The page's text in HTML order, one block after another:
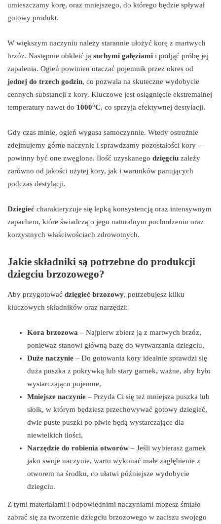
umieszczamy korę, oraz mniejszego, do którego będzie spływał
gotowy produkt.
W większym naczyniu należy starannie ułożyć korę z martwych
brzóz. Następnie obkleić ją suchymi gałęziami i podjąć próbę jej
zapalenia. Ogień powinien otaczać pojemnik przez okres od
jednej do trzech godzin, co pozwala na skuteczne wydobycie
cennych substancji z kory. Kluczowe jest osiągnięcie ekstremalnej
temperatury nawet do 1000°C, co sprzyja efektywnej destylacji.
Gdy czas minie, ogień wygasa samoczynnie. Wtedy ostrożnie
zdejmujemy górne naczynie i sprawdzamy pozostałości kory —
powinny być one zwęglone. Ilość uzyskanego dzięgciu zależy
zarówno od jakości użytej kory, jak i warunków panujących
podczas destylacji.
Dziegieć charakteryzuje się lepką konsystencją oraz intensywnym
zapachem, które świadczą o jego naturalnym pochodzeniu oraz
korzystnych właściwościach zdrowotnych.
Jakie składniki są potrzebne do produkcji
dziegciu brzozowego?
Aby przygotować dzięgieć brzozowy, potrzebujesz kilku
kluczowych składników oraz narzędzi:
Kora brzozowa – Najpierw zbierz ją z martwych brzóz,
ponieważ stanowi główną bazę do wytwarzania dziegciu,
Duże naczynie – Do gotowania kory idealnie sprawdzi się
duża puszka z pokrywką lub stary garnek, ważne, aby było
wystarczająco pojemne,
Mniejsze naczynie – Przyda Ci się też mniejsza puszka lub
słoik, w którym będziesz przechowywać gotowy dziegieć,
dwie puste puszki po piwie będą wystarczające dla
niewielkich ilości,
Narzędzie do robienia otworów – Jeśli wybierasz garnek
jako swoje naczynie, warto wykonać małe zagłębienie z
otworem na środku, co ułatwi późniejsze wydobycie
dziegciu.
Z tymi materiałami i odpowiednimi naczyniami możesz śmiało
zabrać się za tworzenie dziegciu brzozowego w zaciszu swojego